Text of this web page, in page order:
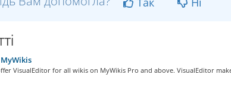
VisualEditor for all wikis on MyWikis Pro and above. VisualEditor